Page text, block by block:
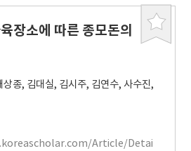
북
장소에 따른 종모돈의
상종, 김대실, 김시주, 김연수,사수진,
Article/Detai